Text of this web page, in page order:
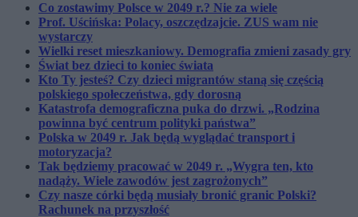
Co zostawimy Polsce w 2049 r.? Nie za wiele
Prof. Uścińska: Polacy, oszczędzajcie. ZUS wam nie
wystarczy
Wielki reset mieszkaniowy. Demografia zmieni zasady gry
Świat bez dzieci to koniec świata
Kto Ty jesteś? Czy dzieci migrantów staną się częścią
polskiego społeczeństwa, gdy dorosną
Katastrofa demograficzna puka do drzwi. „Rodzina
powinna być centrum polityki państwa”
Polska w 2049 r. Jak będą wyglądać transport i
motoryzacja?
Tak będziemy pracować w 2049 r. „Wygra ten, kto
nadąży. Wiele zawodów jest zagrożonych”
Czy nasze córki będą musiały bronić granic Polski?
Rachunek na przyszłość